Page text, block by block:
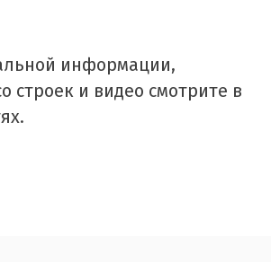
информации,
строек и видео смотрите в